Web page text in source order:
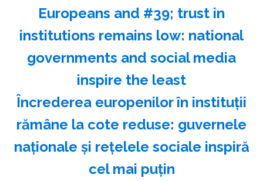
Europeans and #39; trust in
institutions remains low: national
governments and social media
inspire the least
Încrederea europenilor în instituţii
rămâne la cote reduse: guvernele
naţionale şi reţelele sociale inspiră
cel mai puţin